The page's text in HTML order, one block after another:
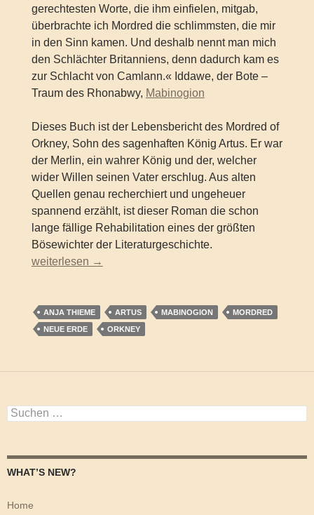
gerechtesten Worte, die ihm einfielen, mitgab,
überbrachte ich Mordred die schlimmsten, die mir
in den Sinn kamen. Und deshalb nennt man mich
den Schlächter Britanniens, denn dadurch kam es
zur Schlacht von Camlann.« Iddawe, der Bote –
Traum des Rhonabwy, Mabinogion
Dieses Buch ist der Lebensbericht des Mordred of
Orkney, Sohn des sagenhaften König Artus. Er war
der Merlin, ein wahrer König und der, welcher
wider Willen seinen Vater erschlug. Aus alten
Quellen genau recherchiert und ungeheuer
spannend erzählt, ist dieser Roman die schon
lange fällige Rehabilitation eines der größten
Bösewichter der Literaturgeschichte.
Anja Thieme – Orkneys Söhne. Die
weiterlesen →
ANJA THIEME ARTUS MABINOGION
MORDRED
NEUE ERDE
ORKNEY
Suchen
nach:
WHAT’S NEW?
Home